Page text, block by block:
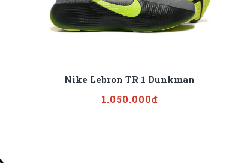
Nike Lebron TR 1 Dunkman
1.050.000đ